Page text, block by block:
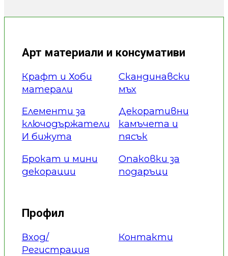
Арт материали и консумативи
Крафт и Хоби
матерали
Елементи за
ключодържатели
И бижута
Брокат и мини
декорации
Скандинавски
мъх
Декоративни
камъчета и
пясък
Опаковки за
подаръци
Профил
Вход/
Регистрация
Контакти